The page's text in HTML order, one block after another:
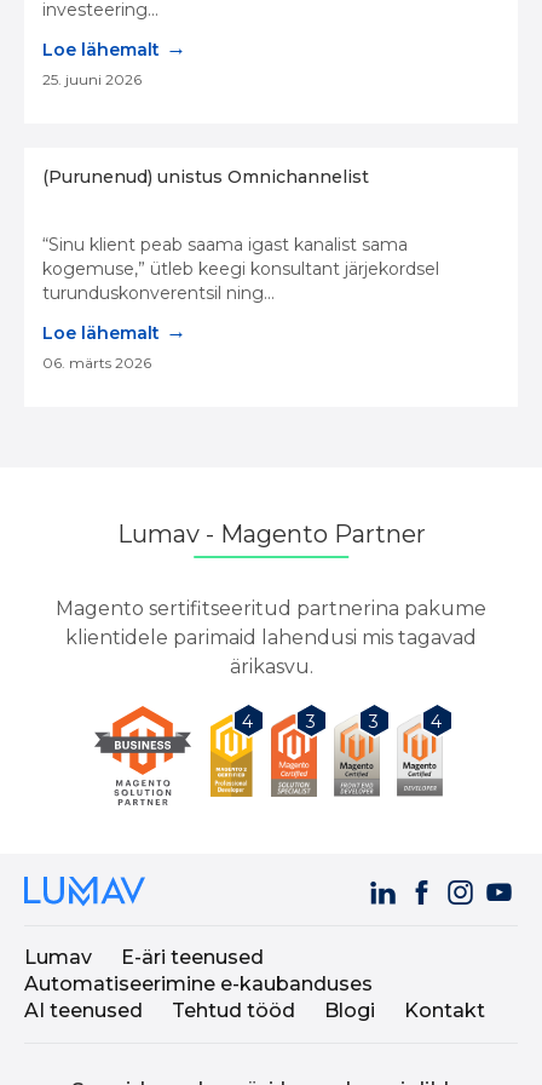
investeering...
Loe lähemalt →
25. juuni 2026
(Purunenud) unistus Omnichannelist
“Sinu klient peab saama igast kanalist sama
kogemuse,” ütleb keegi konsultant järjekordsel
turunduskonverentsil ning...
Loe lähemalt →
06. märts 2026
Lumav - Magento Partner
Magento sertifitseeritud partnerina pakume
klientidele parimaid lahendusi mis tagavad
ärikasvu.
4 3 3 4
Lumav
E-äri teenused
Automatiseerimine e-kaubanduses
AI teenused
Tehtud tööd Blogi Kontakt